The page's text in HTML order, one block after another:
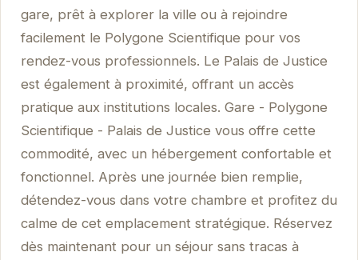
gare, prêt à explorer la ville ou à rejoindre
facilement le Polygone Scientifique pour vos
rendez-vous professionnels. Le Palais de Justice
est également à proximité, offrant un accès
pratique aux institutions locales. Gare - Polygone
Scientifique - Palais de Justice vous offre cette
commodité, avec un hébergement confortable et
fonctionnel. Après une journée bien remplie,
détendez-vous dans votre chambre et profitez du
calme de cet emplacement stratégique. Réservez
dès maintenant pour un séjour sans tracas à